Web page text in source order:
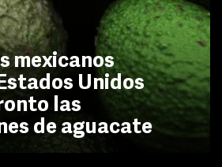
mexicanos
Unidos
las
de aguacate